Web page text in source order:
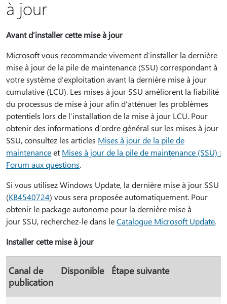
à jour
Avant d’installer cette mise à jour
Microsoft vous recommande vivement d’installer la dernière
mise à jour de la pile de maintenance (SSU) correspondant à
votre système d’exploitation avant la dernière mise à jour
cumulative (LCU). Les mises à jour SSU améliorent la fiabilité
du processus de mise à jour afin d’atténuer les problèmes
potentiels lors de l’installation de la mise à jour LCU. Pour
obtenir des informations d’ordre général sur les mises à jour
SSU, consultez les articles Mises à jour de la pile de
maintenanceet Mises à jour de la pile de maintenance (SSU) :
Forum aux questions.
Si vous utilisez Windows Update, la dernière mise à jour SSU
(KB4540724) vous sera proposée automatiquement. Pour
obtenir le package autonome pour la dernière mise à
jour SSU, recherchez-le dans leCatalogue Microsoft Update.
Installer cette mise à jour
Canal de
publication
Disponible Étape suivante